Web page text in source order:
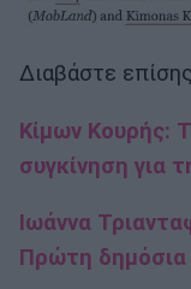
Διαβάστε
Κίμων Κουρής:
συγκίνηση για
Ιωάννα
Πρώτη δημόσια